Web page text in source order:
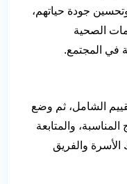
جودة حياتهم،
الصحية
في المجتمع.
الشامل، ثم وضع
المناسبة، والمتابعة
الأسرة والفريق